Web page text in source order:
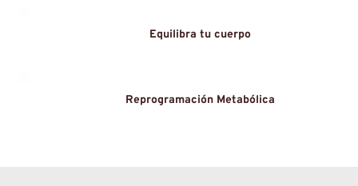
Equilibra tu cuerpo
Reprogramación Metabólica